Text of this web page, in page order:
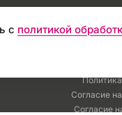
с политикой
Согласие
Согласие